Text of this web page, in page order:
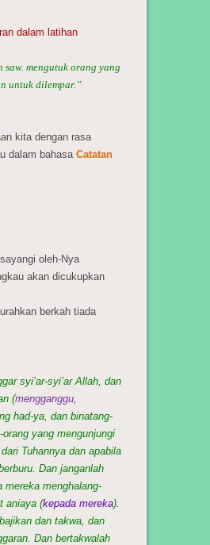
dalam latihan
saw. mengutuk orang yang
untuk dilempar.”
kita dengan rasa
dalam bahasa Catatan
oleh-Nya
akan dicukupkan
berkah tiada
syi’ar-syi’ar Allah, dan
(mengganggu,
had-ya, dan binatang-
orang yang mengunjungi
Tuhannya dan apabila
Dan janganlah
mereka menghalang-
aniaya (kepada mereka).
dan takwa, dan
Dan bertakwalah